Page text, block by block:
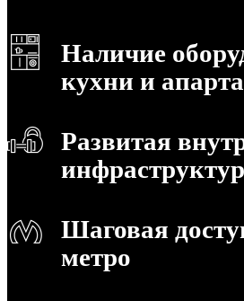
Наличие
кухни и
Развитая
Шаговая
метро